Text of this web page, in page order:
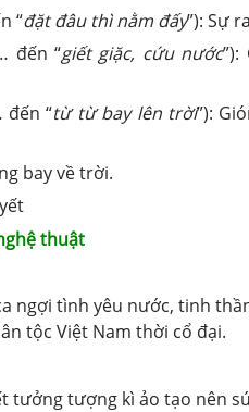
“đặt đâu thì nằm đấy”): Sự
đến “giết giặc, cứu nước
“từ từ bay lên trời”):
bay về trời.
thuật
ngợi tình yêu nước, tinh
tộc Việt Nam thời cổ đại.
tưởng tượng kì ảo tạo nên